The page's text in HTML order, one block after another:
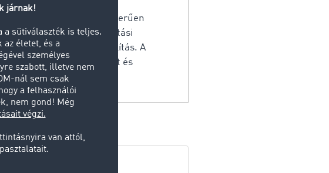
a megbízó helyett üzemszerűen
A megvásárolt szállítási
folyami vagy légi szállítás. A
export-szállítmányozást és